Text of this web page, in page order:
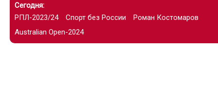
Сегодня:
РПЛ-2023/24
Спорт без России
Роман Костомаров
Australian Open-2024